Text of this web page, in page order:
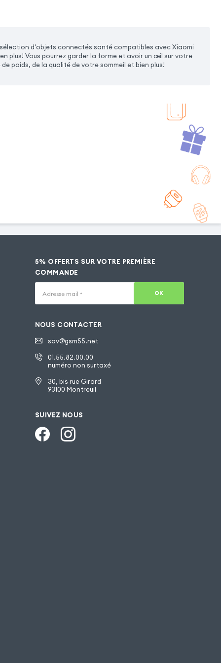
d'objets connectés santé compatibles avec Xiaomi
plus! Vous pourrez garder la forme et avoir un œil sur votre
poids, de la qualité de votre sommeil et bien plus!
5% OFFERTS SUR VOTRE PREMIÈRE
COMMANDE
Adresse mail * OK
NOUS CONTACTER
sav@gsm55.net
01.55.82.00.00
numéro non surtaxé
30, bis rue Girard
93100 Montreuil
SUIVEZ NOUS